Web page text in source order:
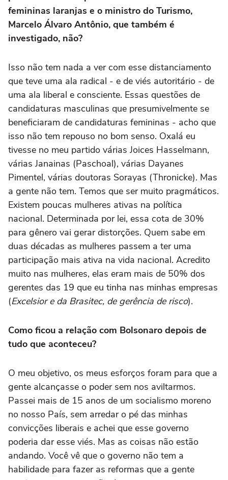
femininas laranjas e o ministro do Turismo,
Marcelo Álvaro Antônio, que também é
investigado, não?
Isso não tem nada a ver com esse distanciamento
que teve uma ala radical - e de viés autoritário - de
uma ala liberal e consciente. Essas questões de
candidaturas masculinas que presumivelmente se
beneficiaram de candidaturas femininas - acho que
isso não tem repouso no bom senso. Oxalá eu
tivesse no meu partido várias Joices Hasselmann,
várias Janainas (Paschoal), várias Dayanes
Pimentel, várias doutoras Sorayas (Thronicke). Mas
a gente não tem. Temos que ser muito pragmáticos.
Existem poucas mulheres ativas na política
nacional. Determinada por lei, essa cota de 30%
para gênero vai gerar distorções. Quem sabe em
duas décadas as mulheres passem a ter uma
participação mais ativa na vida nacional. Acredito
muito nas mulheres, elas eram mais de 50% dos
gerentes das 19 que eu tinha nas minhas empresas
(Excelsior e da Brasitec, de gerência de risco).
Como ficou a relação com Bolsonaro depois de
tudo que aconteceu?
O meu objetivo, os meus esforços foram para que a
gente alcançasse o poder sem nos aviltarmos.
Passei mais de 15 anos de um socialismo moreno
no nosso País, sem arredar o pé das minhas
convicções liberais e achei que esse governo
poderia dar esse viés. Mas as coisas não estão
andando. Você vê que o governo não tem a
habilidade para fazer as reformas que a gente